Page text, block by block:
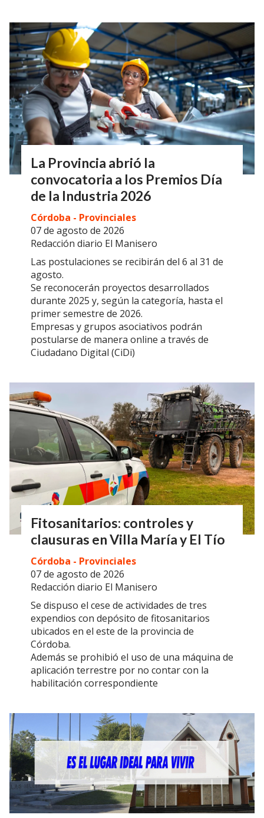
La Provincia abrió la
convocatoria a los Premios Día
de la Industria 2026
Redacción diario El Manisero
Córdoba - Provinciales
07 de agosto de 2026
Las postulaciones se recibirán del 6 al 31 de
agosto.
Se reconocerán proyectos desarrollados
durante 2025 y, según la categoría, hasta el
primer semestre de 2026.
Empresas y grupos asociativos podrán
postularse de manera online a través de
Ciudadano Digital (CiDi)
Fitosanitarios: controles y
clausuras en Villa María y El Tío
Redacción diario El Manisero
Córdoba - Provinciales
07 de agosto de 2026
Se dispuso el cese de actividades de tres
expendios con depósito de fitosanitarios
ubicados en el este de la provincia de
Córdoba.
Además se prohibió el uso de una máquina de
aplicación terrestre por no contar con la
habilitación correspondiente